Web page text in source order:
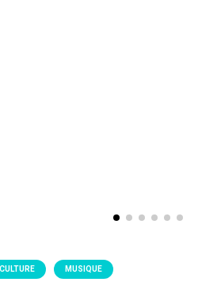
CULTURE MUSIQUE